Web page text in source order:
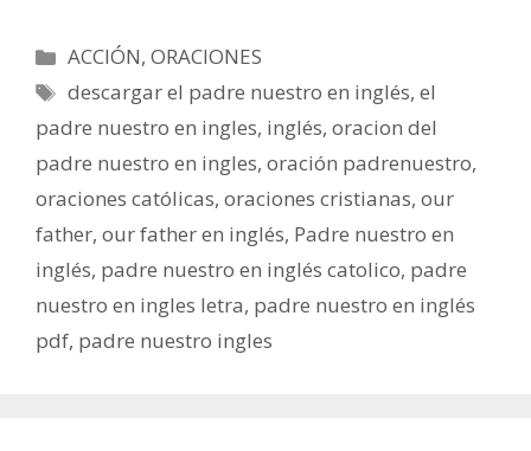
Categorías
ACCIÓN,ORACIONES
Etiquetas
descargar el padre nuestro en inglés,el
padre nuestro en ingles, inglés, oracion del
padre nuestro en ingles, oración padrenuestro,
oraciones católicas, oraciones cristianas, our
father, our father en inglés, Padre nuestro en
inglés, padre nuestro en inglés catolico, padre
nuestro en ingles letra, padre nuestro en inglés
pdf, padre nuestro ingles